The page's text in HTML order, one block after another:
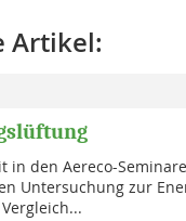
Artikel:
in den Aereco-
Untersuchung zur